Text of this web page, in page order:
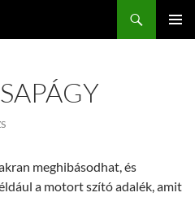
meghibásodhat, és
a motort szító adalék, amit